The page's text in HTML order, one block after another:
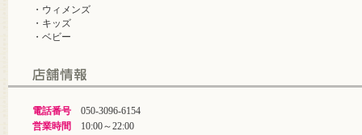
・ウィメンズ
・キッズ
・ベビー
電話番号 050-3096-6154
営業時間 10:00～22:00